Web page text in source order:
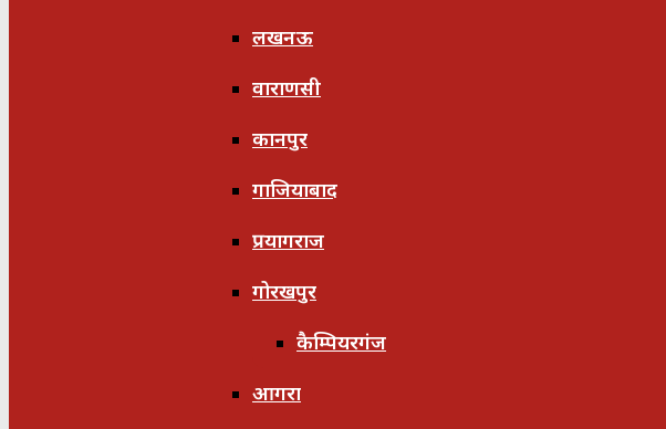
लखनऊ
वाराणसी
कानपुर
गाजियाबाद
प्रयागराज
गोरखपुर
कैम्पियरगंज
आगरा